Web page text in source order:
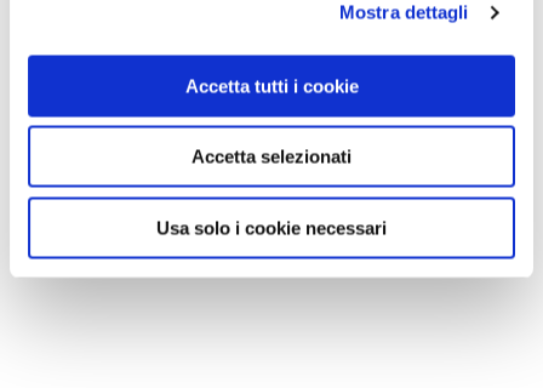
Mostra dettagli
Accetta tutti i cookie
Accetta selezionati
Usa solo i cookie necessari